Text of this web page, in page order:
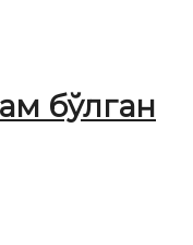
бўлган